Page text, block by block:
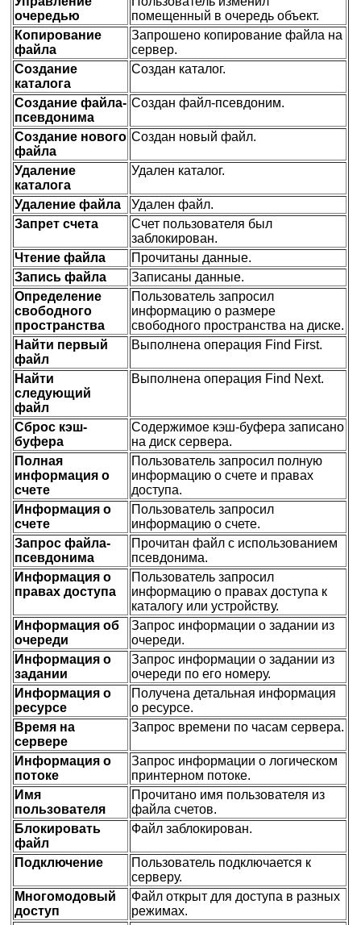
очередью
помещенный в очередь объект.
Копирование
файла
Запрошено копирование файла на
сервер.
Создание
каталога
Создан каталог.
Создание файла-
псевдонима
Создан файл-псевдоним.
Создание нового
файла
Создан новый файл.
Удаление
каталога
Удален каталог.
Удаление файла
Удален файл.
Запрет счета
Счет пользователя был
заблокирован.
Чтение файла
Прочитаны данные.
Запись файла
Записаны данные.
Определение
свободного
пространства
Пользователь запросил
информацию о размере
свободного пространства на диске.
Найти первый
файл
Выполнена операция Find First.
Найти
следующий
файл
Выполнена операция Find Next.
Сброс кэш-
буфера
Содержимое кэш-буфера записано
на диск сервера.
Полная
информация о
счете
Пользователь запросил полную
информацию о счете и правах
доступа.
Информация о
счете
Пользователь запросил
информацию о счете.
Запрос файла-
псевдонима
Прочитан файл с использованием
псевдонима.
Информация о
правах доступа
Пользователь запросил
информацию о правах доступа к
каталогу или устройству.
Информация об
очереди
Запрос информации о задании из
очереди.
Информация о
задании
Запрос информации о задании из
очереди по его номеру.
Информация о
ресурсе
Получена детальная информация
о ресурсе.
Время на
сервере
Запрос времени по часам сервера.
Информация о
потоке
Запрос информации о логическом
принтерном потоке.
Имя
пользователя
Прочитано имя пользователя из
файла счетов.
Блокировать
файл
Файл заблокирован.
Подключение
Пользователь подключается к
серверу.
Многомодовый
доступ
Файл открыт для доступа в разных
режимах.